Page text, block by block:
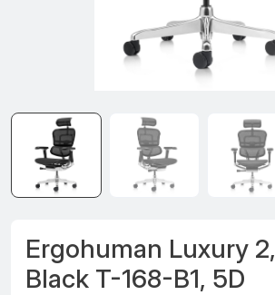
Ergohuman Luxury 2,
Black T-168-B1, 5D